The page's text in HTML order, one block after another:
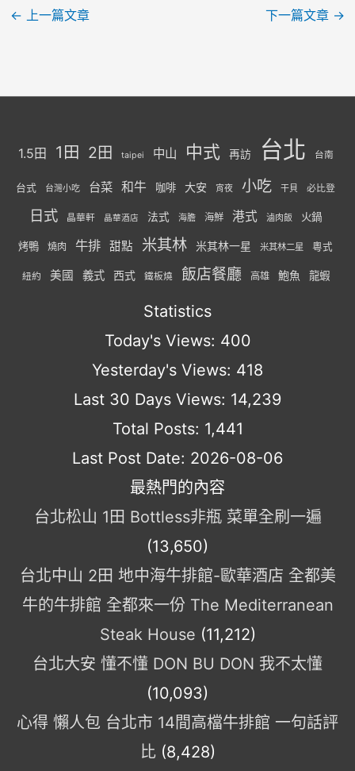
← 上一篇文章 下一篇文章 →
1.5田 1田 2田 taipei 中山 中式 再訪 台北 台南
台式 台灣小吃 台菜 和牛 咖啡 大安 宵夜 小吃 干貝 必比登
日式 晶華軒 晶華酒店 法式 海膽 海鮮 港式 滷肉飯 火鍋
烤鴨 燒肉 牛排 甜點 米其林 米其林一星 米其林二星 粵式
紐約 美國 義式 西式 鐵板燒 飯店餐廳 高雄 鮑魚 龍蝦
Statistics
Today's Views: 400
Yesterday's Views: 418
Last 30 Days Views: 14,239
Total Posts: 1,441
Last Post Date: 2026-08-06
最熱門的內容
台北松山 1田 Bottless非瓶 菜單全刷一遍
(13,650)
台北中山 2田 地中海牛排館-歐華酒店 全都美
牛的牛排館 全都來一份 The Mediterranean
Steak House (11,212)
台北大安 懂不懂 DON BU DON 我不太懂
(10,093)
心得 懶人包 台北市 14間高檔牛排館 一句話評
比 (8,428)